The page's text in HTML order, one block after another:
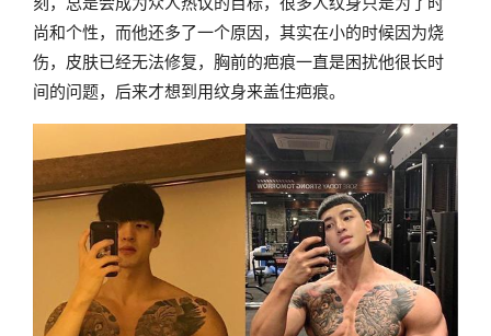
尚和个性，而他还多了一个原因，其实在小的时候因为烧
伤，皮肤已经无法修复，胸前的疤痕一直是困扰他很长时
间的问题，后来才想到用纹身来盖住疤痕。